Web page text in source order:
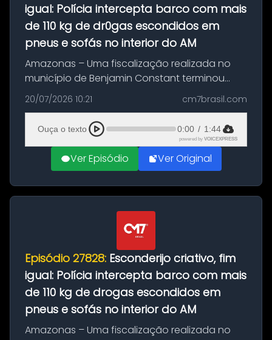
igual: Polícia intercepta barco com mais
de 110 kg de dr0gas escondidos em
pneus e sofás no interior do AM
Amazonas – Uma fiscalização realizada no
município de Benjamin Constant terminou
com a apreensão de aproximadamente 115
quilos de entorpecentes em uma
embarcação atracada no porto da cidade. O
materia...
20/07/2026 10:21 cm7brasil.com
Ouça o texto 0:00 / 1:44
powered by VOICEXPRESS
Ver Episódio Ver Original
Episódio 27828: Esconderijo criativo, fim
igual: Polícia intercepta barco com mais
de 110 kg de drogas escondidos em
pneus e sofás no interior do AM
Amazonas – Uma fiscalização realizada no